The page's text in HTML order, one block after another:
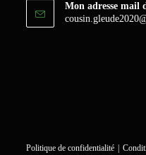
Mon adresse mail
Politique de confidentialité